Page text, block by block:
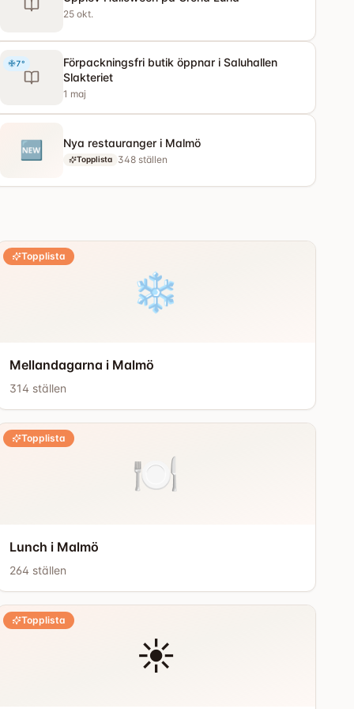
25 okt.
7°
Förpackningsfri butik öppnar i Saluhallen
Slakteriet
1 maj
🆕 Nya restauranger i Malmö
Topplista 348 ställen
❄️
Topplista
Mellandagarna i Malmö
314 ställen
🍽️
Topplista
Lunch i Malmö
264 ställen
☀️
Topplista